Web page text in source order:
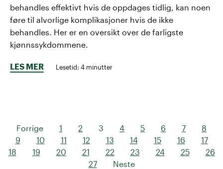
behandles effektivt hvis de oppdages tidlig, kan noen
føre til alvorlige komplikasjoner hvis de ikke
behandles. Her er en oversikt over de farligste
kjønnssykdommene.
LES MER Lesetid: 4 minutter
Forrige 1 2 3 4 5 6 7
8
9
10 11 12 13 14 15 16
17
18
19 20 21 22 23 24 25
26
27
Neste